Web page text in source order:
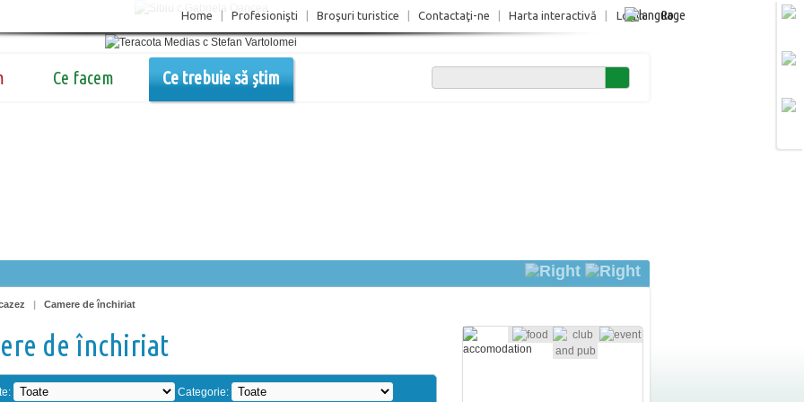
Login Ro
Home Profesionişti Broşuri turistice Contactaţi-ne Harta interactivă
Ce facem Ce trebuie să știm
| Camere de închiriat
de închiriat
Categorie: